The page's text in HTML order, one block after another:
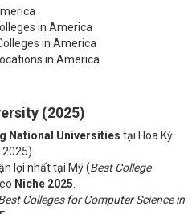
in America
in America
in America
(2025)
National Universities tại Hoa Kỳ
lợi nhất tại Mỹ (Best College
Niche 2025
Colleges for Computer Science in